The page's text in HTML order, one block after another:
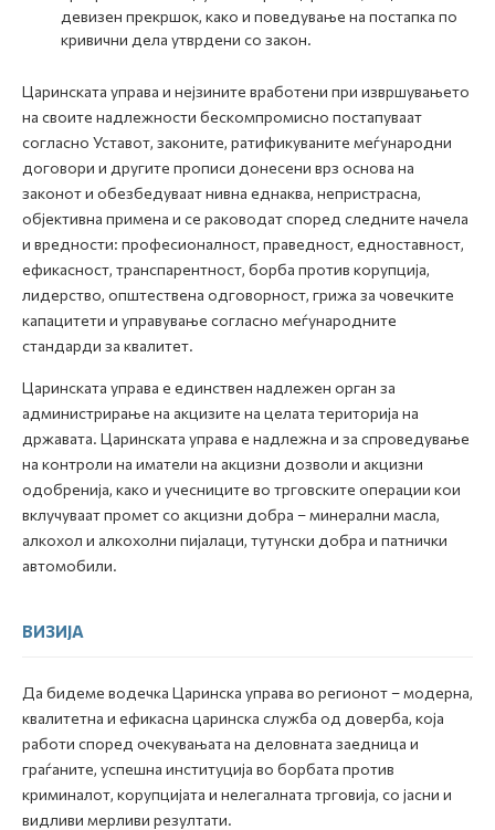
девизен прекршок, како и поведување на постапка по
кривични дела утврдени со закон.
Царинската управа и нејзините вработени при извршувањето
на своите надлежности бескомпромисно постапуваат
согласно Уставот, законите, ратификуваните меѓународни
договори и другите прописи донесени врз основа на
законот и обезбедуваат нивна еднаква, непристрасна,
објективна примена и се раководат според следните начела
и вредности: професионалност, праведност, едноставност,
ефикасност, транспарентност, борба против корупција,
лидерство, општествена одговорност, грижа за човечките
капацитети и управување согласно меѓународните
стандарди за квалитет.
Царинската управа е единствен надлежен орган за
администрирање на акцизите на целата територија на
државата. Царинската управа е надлежна и за спроведување
на контроли на иматели на акцизни дозволи и акцизни
одобренија, како и учесниците во трговските операции кои
вклучуваат промет со акцизни добра – минерални масла,
алкохол и алкохолни пијалаци, тутунски добра и патнички
автомобили.
ВИЗИЈА
Да бидеме водечка Царинска управа во регионот – модерна,
квалитетна и ефикасна царинска служба од доверба, која
работи според очекувањата на деловната заедница и
граѓаните, успешна институција во борбата против
криминалот, корупцијата и нелегалната трговија, со јасни и
видливи мерливи резултати.